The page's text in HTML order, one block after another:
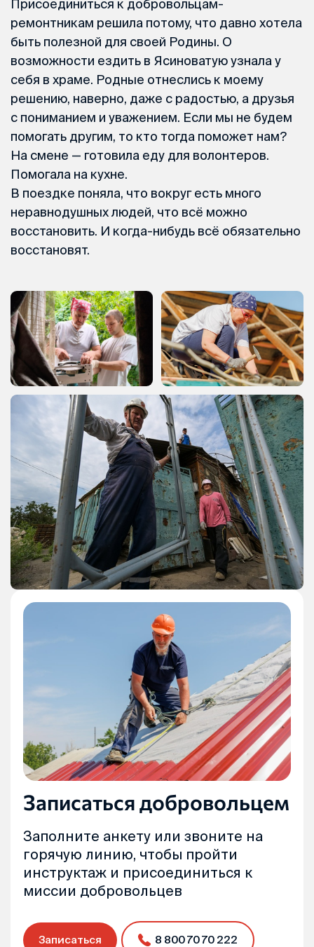
Присоединиться к добровольцам-
ремонтникам решила потому, что давно хотела
быть полезной для своей Родины. О
возможности ездить в Ясиноватую узнала у
себя в храме. Родные отнеслись к моему
решению, наверно, даже с радостью, а друзья
с пониманием и уважением. Если мы не будем
помогать другим, то кто тогда поможет нам?
На смене — готовила еду для волонтеров.
Помогала на кухне.
В поездке поняла, что вокруг есть много
неравнодушных людей, что всё можно
восстановить. И когда-нибудь всё обязательно
восстановят.
Записаться добровольцем
Заполните анкету или звоните на
горячую линию, чтобы пройти
инструктаж и присоединиться к
миссии добровольцев
Записаться 8 800 70 70 222